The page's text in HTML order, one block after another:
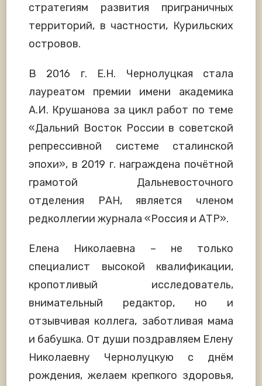
стратегиям развития приграничных
территорий, в частности, Курильских
островов.
В 2016 г. Е.Н. Чернолуцкая стала
лауреатом премии имени академика
А.И. Крушанова за цикл работ по теме
«Дальний Восток России в советской
репрессивной системе сталинской
эпохи», в 2019 г. награждена почётной
грамотой Дальневосточного
отделения РАН, является членом
редколлегии журнала «Россия и АТР».
Елена Николаевна – не только
специалист высокой квалификации,
кропотливый исследователь,
внимательный редактор, но и
отзывчивая коллега, заботливая мама
и бабушка. От души поздравляем Елену
Николаевну Чернолуцкую с днём
рождения, желаем крепкого здоровья,